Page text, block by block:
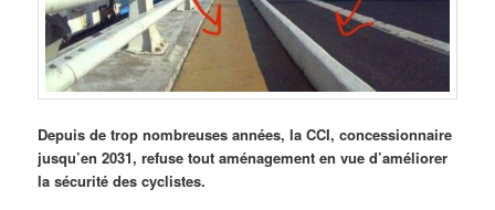
Depuis de trop nombreuses années, la CCI, concessionnaire
jusqu’en 2031, refuse tout aménagement en vue d’améliorer
la sécurité des cyclistes.